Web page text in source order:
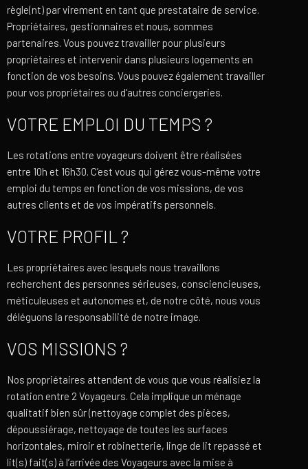
règle(nt) par virement en tant que prestataire de service.
Propriétaires, gestionnaires et nous, sommes
partenaires. Vous pouvez travailler pour plusieurs
propriétaires et intervenir dans plusieurs logements en
fonction de vos besoins. Vous pouvez également travailler
pour vos propriétaires ou d'autres conciergeries.
VOTRE EMPLOI DU TEMPS ?
Les rotations entre voyageurs doivent être réalisées
entre 10h et 16h30. C’est vous qui gérez vous-même votre
emploi du temps en fonction de vos missions, de vos
autres clients et de vos impératifs personnels.
VOTRE PROFIL ?
Les propriétaires avec lesquels nous travaillons
recherchent des personnes sérieuses, consciencieuses,
méticuleuses et autonomes et, de notre côté, nous vous
déléguons la responsabilité de notre image.
VOS MISSIONS ?
Nos propriétaires attendent de vous que vous réalisiez la
rotation entre 2 Voyageurs. Cela implique un ménage
qualitatif bien sûr (nettoyage complet des pièces,
dépoussiérage, nettoyage de toutes les surfaces
horizontales, miroir et robinetterie, linge de lit repassé et
lit(s) fait(s) à l’arrivée des Voyageurs avec la mise à